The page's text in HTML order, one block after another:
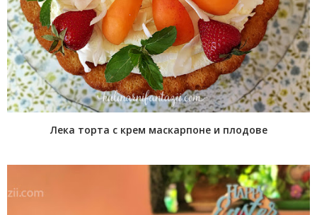
Лека торта с крем маскарпоне и плодове